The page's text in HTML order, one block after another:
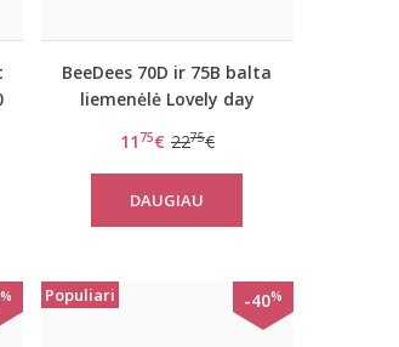
BeeDees 70D ir 75B balta
liemenėlė Lovely day
11 75€ 2275€
DAUGIAU
% Populiari -40%